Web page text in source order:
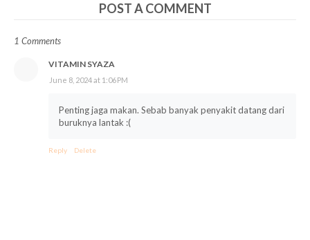
POST A COMMENT
1 Comments
VITAMIN SYAZA
June 8, 2024 at 1:06 PM
Penting jaga makan. Sebab banyak penyakit datang dari
buruknya lantak :(
Reply Delete